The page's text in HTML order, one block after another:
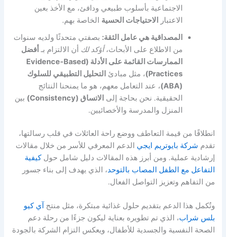
الاجتماعية بأسلوب طبيعي ودافئ، مع الأخذ بعين
الاعتبار
الاحتياجات الحسية الخاصة بهم.
المصداقية هي عامل الثقة: بصفتي متحدثًا ولديه سنوات
من الاطلاع على الأبحاث،أؤكد لك أن الالتزام بـ أفضل
الممارسات القائمة على الأدلة (Evidence-Based
Practices) ، مثل مبادئ التحليل التطبيقي للسلوك
(ABA)
، عند التعامل معهم، هو ما يمنحنا النتائج
الحقيقية. نحن بحاجة إلى الاتساق (Consistency)
بين
المنزل والمدرسة والأخصائيين.
انطلاقًا من قيمة التعاطف ووضع راحة العائلات في قلب رسالتها،
تقدم شركة بايوتريم ايجي الدعم المعرفي للأسر من خلال مقالات
إرشادية عملية. ومن أبرز هذه المقالات دليل شامل حول كيفية
التفاعل مع الطفل المصاب بالتوحد، الذي يهدف إلى بناء جسور
من التفاهم وتعزيز التواصل الفعال.
وتُكمل هذا الدعم بتقديم حلول غذائية مبتكرة، مثل منتج آي كيو
بلس شراب، الذي تم تطويره بعناية ليكون جزءًا من رحلة دعم
الصحة النفسية والجسدية للأطفال، ويعكس التزام الشركة بالجودة